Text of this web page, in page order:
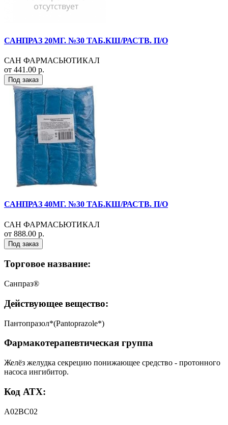
САНПРАЗ 20МГ. №30 ТАБ.КШ/РАСТВ. П/О
САН ФАРМАСЬЮТИКАЛ
от 441.00 р.
Под заказ
САНПРАЗ 40МГ. №30 ТАБ.КШ/РАСТВ. П/О
САН ФАРМАСЬЮТИКАЛ
от 888.00 р.
Под заказ
Торговое название:
Санпраз®
Действующее вещество:
Пантопразол*(Pantoprazole*)
Фармакотерапевтическая группа
Желёз желудка секрецию понижающее средство - протонного
насоса ингибитор.
Код АТХ:
А02ВС02